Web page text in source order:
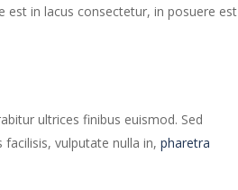
est in lacus consectetur, in posuere est
ultrices finibus euismod. Sed
facilisis, vulputate nulla in, pharetra